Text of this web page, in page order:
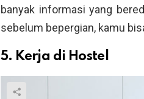
banyak informasi yang
sebelum bepergian, kamu
5. Kerja di Hostel